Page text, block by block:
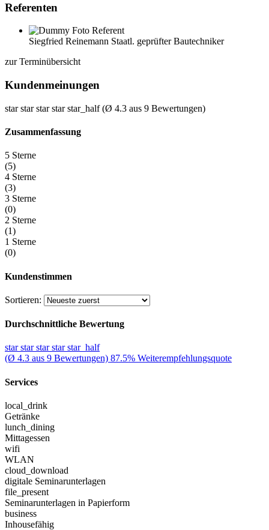
Referenten
Siegfried Reinemann Staatl. geprüfter Bautechniker
zur Terminübersicht
Kundenmeinungen
star star star star star_half (Ø 4.3 aus 9 Bewertungen)
Zusammenfassung
5 Sterne
(5)
4 Sterne
(3)
3 Sterne
(0)
2 Sterne
(1)
1 Sterne
(0)
Kundenstimmen
Sortieren:
Durchschnittliche Bewertung
star star star star star_half
(Ø 4.3 aus 9 Bewertungen) 87.5% Weiterempfehlungsquote
Services
local_drink
Getränke
lunch_dining
Mittagessen
wifi
WLAN
cloud_download
digitale Seminarunterlagen
file_present
Seminarunterlagen in Papierform
business
Inhousefähig